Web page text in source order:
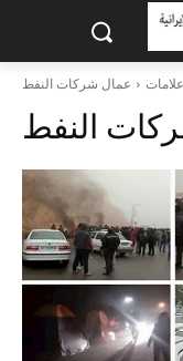
علامات عمال شركات النفط
النفط